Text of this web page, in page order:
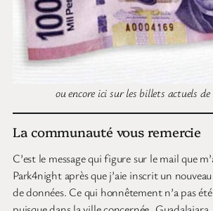
ou encore ici sur les billets actuels de
La communauté vous remercie
C’est le message qui figure sur le mail que
Park4night après que j’aie inscrit un
de données. Ce qui honnêtement n’a pas